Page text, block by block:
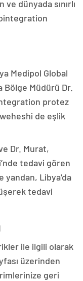
dünyada sınırlı
Medipol Global
Müdürü Dr.
protez
de eşlik
Dr. Murat,
tedavi gören
yandan, Libya’da
tedavi
ile ilgili olarak
üzerinden
geri